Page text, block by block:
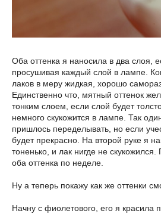
Оба оттенка я наносила в два слоя,
просушивая каждый слой в лампе.
лаков в меру жидкая, хорошо
Единственно что, мятный оттенок
тонким слоем, если слой будет
немного скукожится в лампе. Так
пришлось переделывать, но если
будет прекрасно. На второй руке я
тоненько, и лак нигде не
оба оттенка по неделе.
Ну а теперь покажу как же оттенки
Начну с фиолетового, его я красила